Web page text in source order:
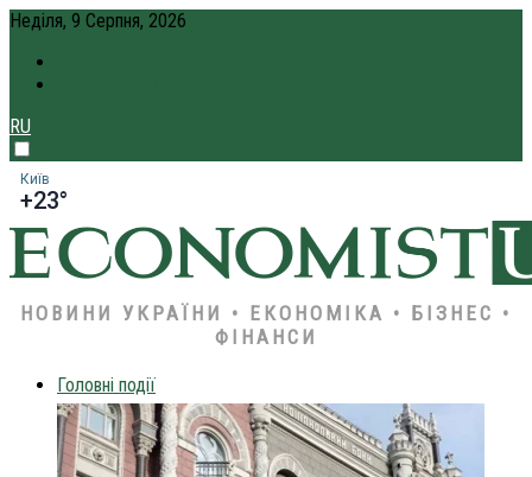
Неділя, 9 Серпня, 2026
RU
Київ
+23°
НОВИНИ УКРАЇНИ • ЕКОНОМІКА • БІЗНЕС •
ФІНАНСИ
Головні події